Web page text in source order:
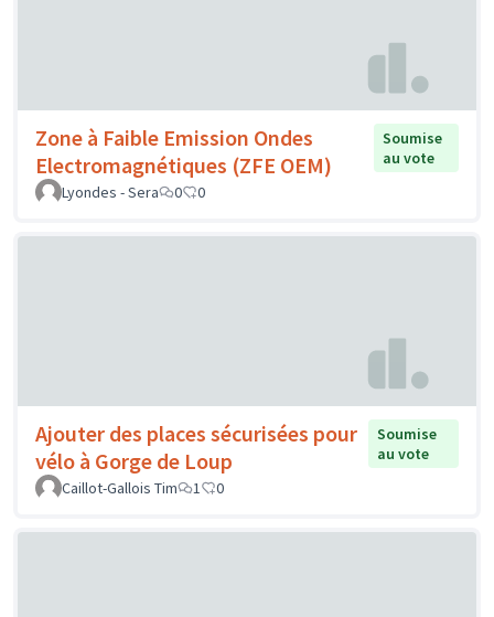
Zone à Faible Emission Ondes
Electromagnétiques (ZFE OEM)
Soumise
au vote
Lyondes - Sera
0 0
Ajouter des places sécurisées pour
vélo à Gorge de Loup
Soumise
au vote
Caillot-Gallois Tim
1 0